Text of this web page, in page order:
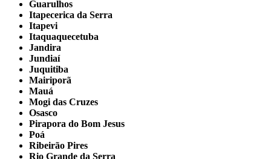
Guarulhos
Itapecerica da Serra
Itapevi
Itaquaquecetuba
Jandira
Jundiaí
Juquitiba
Mairiporã
Mauá
Mogi das Cruzes
Osasco
Pirapora do Bom Jesus
Poá
Ribeirão Pires
Rio Grande da Serra